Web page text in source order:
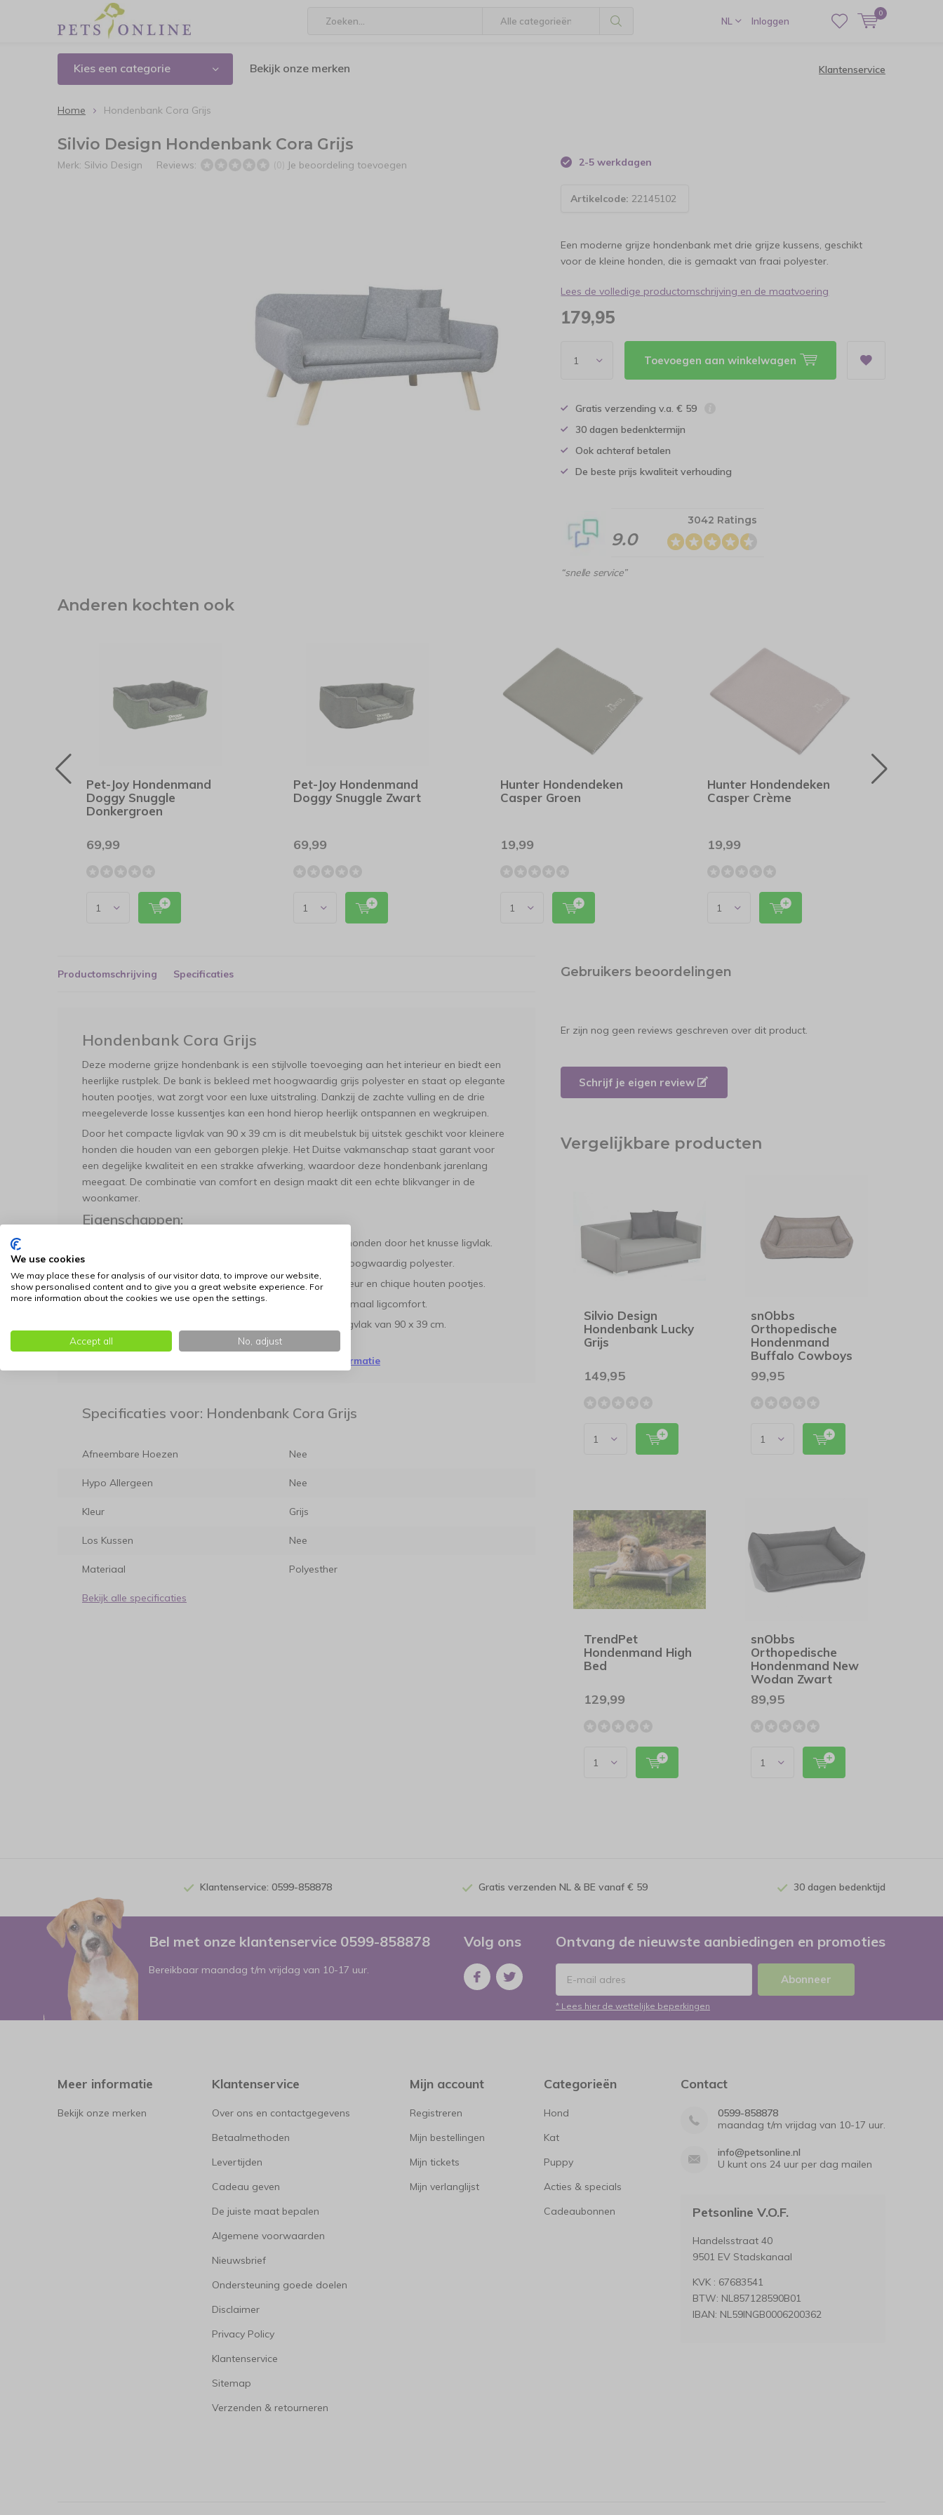
NL Inloggen
0
Kies een categorie Bekijk onze merken Klantenservice
Home Hondenbank Cora Grijs
Silvio Design Hondenbank Cora Grijs
Merk: Silvio Design Reviews: (0) Je beoordeling toevoegen 2-5 werkdagen
Artikelcode: 22145102
Een moderne grijze hondenbank met drie grijze kussens, geschikt
voor de kleine honden, die is gemaakt van fraai polyester.
Lees de volledige productomschrijving en de maatvoering
179,95
Toevoegen aan winkelwagen
Gratis verzending v.a. € 59
30 dagen bedenktermijn
Ook achteraf betalen
De beste prijs kwaliteit verhouding
9.0
3042 Ratings
“snelle service”
Anderen kochten ook
Pet-Joy Hondenmand
Doggy Snuggle
Donkergroen
69,99
Pet-Joy Hondenmand
Doggy Snuggle Zwart
69,99
Hunter Hondendeken
Casper Groen
19,99
Hunter Hondendeken
Casper Crème
19,99
Productomschrijving Specificaties
Hondenbank Cora Grijs
Deze moderne grijze hondenbank is een stijlvolle toevoeging aan het interieur en biedt een
heerlijke rustplek. De bank is bekleed met hoogwaardig grijs polyester en staat op elegante
houten pootjes, wat zorgt voor een luxe uitstraling. Dankzij de zachte vulling en de drie
meegeleverde losse kussentjes kan een hond hierop heerlijk ontspannen en wegkruipen.
Door het compacte ligvlak van 90 x 39 cm is dit meubelstuk bij uitstek geschikt voor kleinere
honden die houden van een geborgen plekje. Het Duitse vakmanschap staat garant voor
een degelijke kwaliteit en een strakke afwerking, waardoor deze hondenbank jarenlang
meegaat. De combinatie van comfort en design maakt dit een echte blikvanger in de
woonkamer.
Eigenschappen:
Speciaal geschikt voor kleinere honden door het knusse ligvlak.
Volledig geproduceerd in Duitsland van hoogwaardig polyester.
Stijlvol Design:Voorzien van een moderne grijze kleur en chique houten pootjes.
Extra Zacht:Inclusief drie losse kussentjes voor optimaal ligcomfort.
Totale grootte van 103 x 47 x 50 cm; ligvlak van 90 x 39 cm.
Bepaal de juiste maat voor uw hond: klik hier voor informatie
Specificaties voor: Hondenbank Cora Grijs
Afneembare Hoezen Nee
Hypo Allergeen Nee
Kleur Grijs
Los Kussen Nee
Materiaal Polyesther
Bekijk alle specificaties
Gebruikers beoordelingen
Er zijn nog geen reviews geschreven over dit product.
Schrijf je eigen review
Vergelijkbare producten
Silvio Design
Hondenbank Lucky
Grijs
149,95
snObbs
Orthopedische
Hondenmand
Buffalo Cowboys
Brown
99,95
TrendPet
Hondenmand High
Bed
129,99
snObbs
Orthopedische
Hondenmand New
Wodan Zwart
89,95
Klantenservice: 0599-858878 Gratis verzenden NL & BE vanaf € 59 30 dagen bedenktijd
Bel met onze klantenservice 0599-858878
Bereikbaar maandag t/m vrijdag van 10-17 uur.
Volg ons Ontvang de nieuwste aanbiedingen en promoties
Abonneer
* Lees hier de wettelijke beperkingen
Meer informatie
Bekijk onze merken
Klantenservice
Over ons en contactgegevens
Betaalmethoden
Levertijden
Cadeau geven
De juiste maat bepalen
Algemene voorwaarden
Nieuwsbrief
Ondersteuning goede doelen
Disclaimer
Privacy Policy
Klantenservice
Sitemap
Verzenden & retourneren
Mijn account
Registreren
Mijn bestellingen
Mijn tickets
Mijn verlanglijst
Categorieën
Hond
Kat
Puppy
Acties & specials
Cadeaubonnen
Contact
0599-858878
maandag t/m vrijdag van 10-17 uur.
info@petsonline.nl
U kunt ons 24 uur per dag mailen
Petsonline V.O.F.
Handelsstraat 40
9501 EV Stadskanaal
KVK : 67683541
BTW: NL857128590B01
IBAN: NL59INGB0006200362
We use cookies
We may place these for analysis of our visitor data, to improve our website,
show personalised content and to give you a great website experience. For
more information about the cookies we use open the settings.
Accept all No, adjust